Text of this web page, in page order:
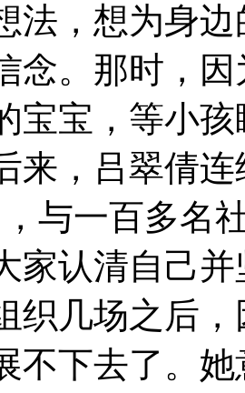
法，想为身
念。那时，
宝宝，等小
来，吕翠倩
与一百多名
家认清自己
织几场之后
不下去了。